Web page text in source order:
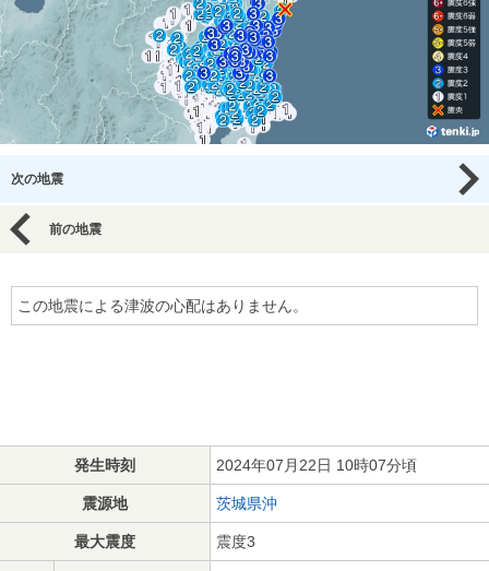
次の地震
前の地震
この地震による津波の心配はありません。
発生時刻 2024年07月22日 10時07分頃
震源地 茨城県沖
最大震度 震度3